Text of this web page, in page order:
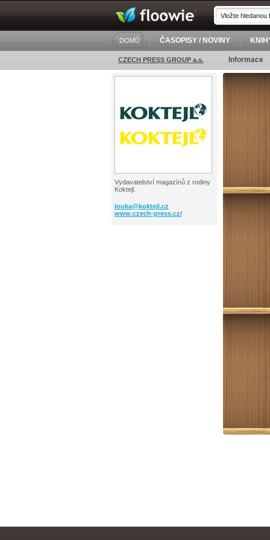
DOMŮ ČASOPISY / NOVINY
CZECH PRESS GROUP a.s. Informace
Vydavatelství magazínů z rodiny
Koktejl.
louka@koktejl.cz
www.czech-press.cz/